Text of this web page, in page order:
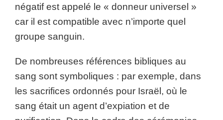
négatif est appelé le « donneur universel »
car il est compatible avec n’importe quel
groupe sanguin.
De nombreuses références bibliques au
sang sont symboliques : par exemple, dans
les sacrifices ordonnés pour Israël, où le
sang était un agent d’expiation et de